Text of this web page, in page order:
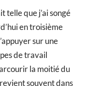
telle que j’ai songé
en troisième
sur une
de travail
la moitié du
souvent dans